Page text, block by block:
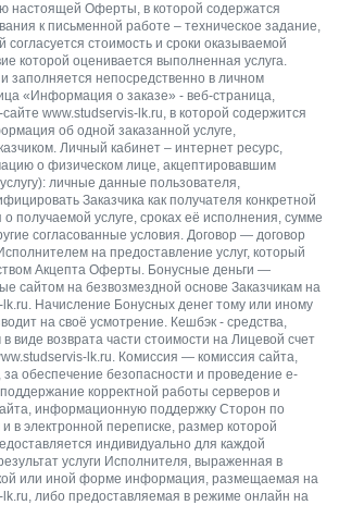
настоящей Оферты, в которой содержатся
к письменной работе – техническое задание,
согласуется стоимость и сроки оказываемой
которой оценивается выполненная услуга.
заполняется непосредственно в личном
«Информация о заказе» - веб-страница,
www.studservis-lk.ru, в которой содержится
об одной заказанной услуге,
Личный кабинет – интернет ресурс,
о физическом лице, акцептировавшим
личные данные пользователя,
Заказчика как получателя конкретной
получаемой услуге, сроках её исполнения, сумме
согласованные условия. Договор — договор
на предоставление услуг, который
Акцепта Оферты. Бонусные деньги —
сайтом на безвозмездной основе Заказчикам на
Начисление Бонусных денег тому или иному
на своё усмотрение. Кешбэк - средства,
виде возврата части стоимости на Лицевой счет
lk.ru. Комиссия — комиссия сайта,
за обеспечение безопасности и проведение e-
корректной работы серверов и
информационную поддержку Сторон по
в электронной переписке, размер которой
индивидуально для каждой
услуги Исполнителя, выраженная в
или иной форме информация, размещаемая на
lk.ru, либо предоставляемая в режиме онлайн на